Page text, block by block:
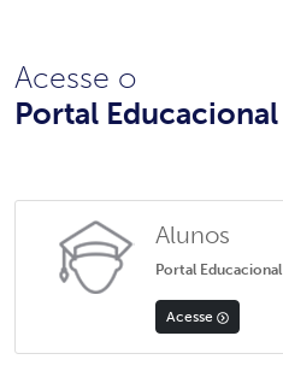
Acesse o
Portal Educacional
Alunos
Portal Educacional
Acesse